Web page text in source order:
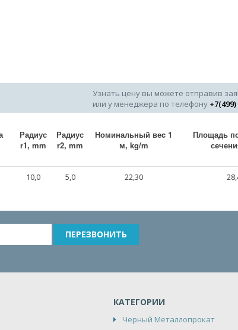
Узнать цену вы можете отправив
или у менеджера по телефону
Радиус
r1, mm
Радиус
r2, mm
Номинальный веc 1
м, kg/m
Площадь
10,0 5,0 22,30
КАТЕГОРИИ
Черный Металлопрокат